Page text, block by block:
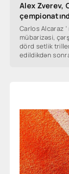
Alex Zverev,
Carlos Alcaraz
mübarizəsi,
dörd setlik
edildikdən